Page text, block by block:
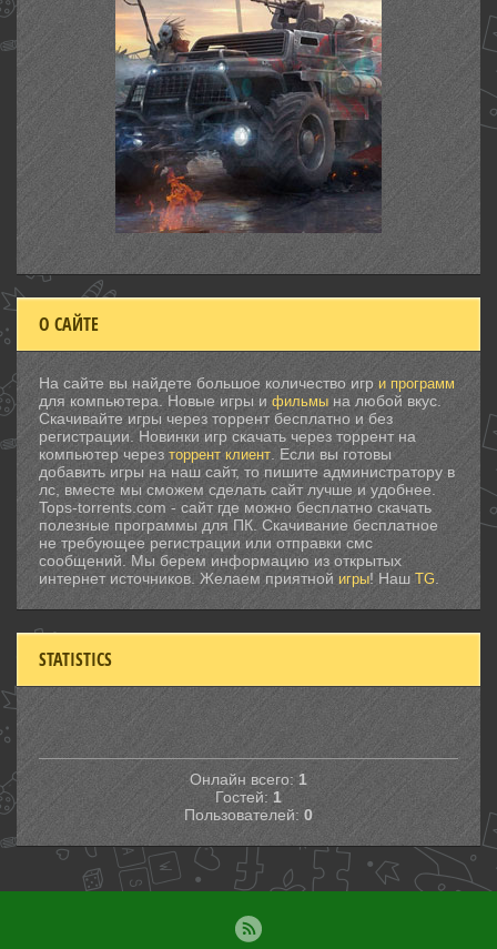
О САЙТЕ
На сайте вы найдете большое количество игр и программ
для компьютера. Новые игры и фильмы на любой вкус.
Скачивайте игры через торрент бесплатно и без
регистрации. Новинки игр скачать через торрент на
компьютер через торрент клиент . Если вы готовы
добавить игры на наш сайт, то пишите администратору в
лс, вместе мы сможем сделать сайт лучше и удобнее.
Tops-torrents.com - сайт где можно бесплатно скачать
полезные программы для ПК. Скачивание бесплатное
не требующее регистрации или отправки смс
сообщений. Мы берем информацию из открытых
интернет источников. Желаем приятной игры! Наш TG
STATISTICS
Онлайн всего: 1
Гостей: 1
Пользователей: 0